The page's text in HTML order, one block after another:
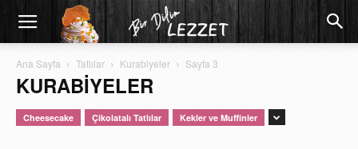
Ana Sayfa Tatlılar Kurabiyeler Sayfa 3
KURABIYELER
Cheesecake Çikolatalı Tatlılar Kekler ve Muffinler